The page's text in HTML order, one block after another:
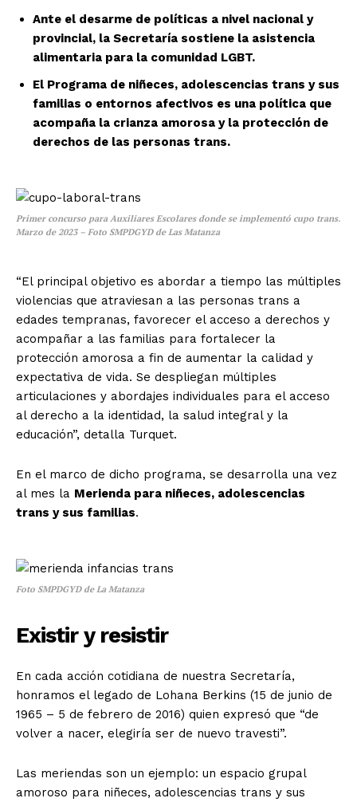
Ante el desarme de políticas a nivel nacional y
provincial, la Secretaría sostiene la asistencia
alimentaria para la comunidad LGBT.
El Programa de niñeces, adolescencias trans y sus
familias o entornos afectivos es una política que
acompaña la crianza amorosa y la protección de
derechos de las personas trans.
Primer concurso para Auxiliares Escolares donde se implementó cupo trans.
Marzo de 2023 – Foto SMPDGYD de Las Matanza
“El principal objetivo es abordar a tiempo las múltiples
violencias que atraviesan a las personas trans a
edades tempranas, favorecer el acceso a derechos y
acompañar a las familias para fortalecer la
protección amorosa a fin de aumentar la calidad y
expectativa de vida. Se despliegan múltiples
articulaciones y abordajes individuales para el acceso
al derecho a la identidad, la salud integral y la
educación”, detalla Turquet.
En el marco de dicho programa, se desarrolla una vez
al mes la Merienda para niñeces, adolescencias
trans y sus familias.
Foto SMPDGYD de La Matanza
Existir y resistir
En cada acción cotidiana de nuestra Secretaría,
honramos el legado de Lohana Berkins (15 de junio de
1965 – 5 de febrero de 2016) quien expresó que “de
volver a nacer, elegiría ser de nuevo travesti”.
Las meriendas son un ejemplo: un espacio grupal
amoroso para niñeces, adolescencias trans y sus